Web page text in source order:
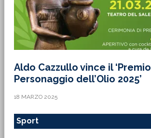
Aldo Cazzullo vince il ‘Premio
Personaggio dell’Olio 2025’
18 MARZO 2025
Sport